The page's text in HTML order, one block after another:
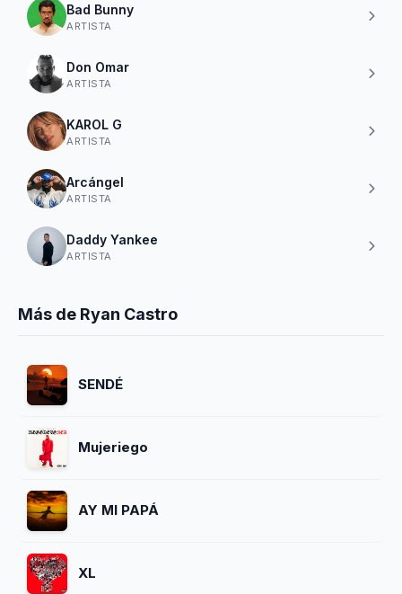
Bad Bunny
ARTISTA
Don Omar
ARTISTA
KAROL G
ARTISTA
Arcángel
ARTISTA
Daddy Yankee
ARTISTA
Más de Ryan Castro
SENDÉ
Mujeriego
AY MI PAPÁ
XL